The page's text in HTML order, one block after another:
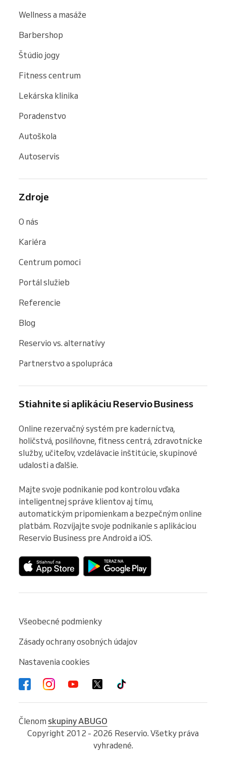
Wellness a masáže
Barbershop
Štúdio jogy
Fitness centrum
Lekárska klinika
Poradenstvo
Autoškola
Autoservis
Zdroje
O nás
Kariéra
Centrum pomoci
Portál služieb
Referencie
Blog
Reservio vs. alternatívy
Partnerstvo a spolupráca
Stiahnite si aplikáciu Reservio Business
Online rezervačný systém pre kaderníctva,
holičstvá, posilňovne, fitness centrá, zdravotnícke
služby, učiteľov, vzdelávacie inštitúcie, skupinové
udalosti a ďalšie.
Majte svoje podnikanie pod kontrolou vďaka
inteligentnej správe klientov aj tímu,
automatickým pripomienkam a bezpečným online
platbám. Rozvíjajte svoje podnikanie s aplikáciou
Reservio Business pre Android a iOS.
Všeobecné podmienky
Zásady ochrany osobných údajov
Nastavenia cookies
Členom skupiny ABUGO
Copyright 2012 - 2026 Reservio. Všetky práva
vyhradené.